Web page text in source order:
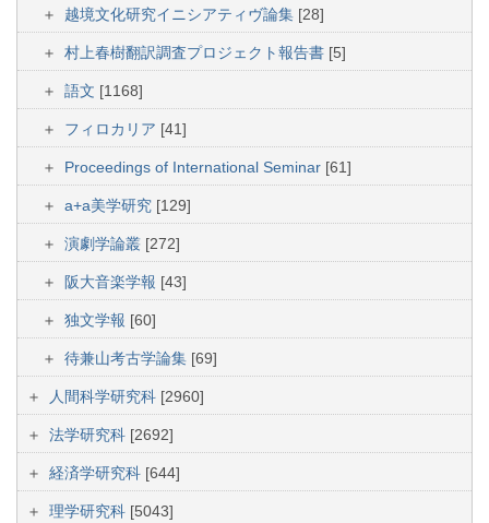
越境文化研究イニシアティヴ論集 [28]
村上春樹翻訳調査プロジェクト報告書 [5]
語文 [1168]
フィロカリア [41]
Proceedings of International Seminar [61]
a+a美学研究 [129]
演劇学論叢 [272]
阪大音楽学報 [43]
独文学報 [60]
待兼山考古学論集 [69]
人間科学研究科 [2960]
法学研究科 [2692]
経済学研究科 [644]
理学研究科 [5043]